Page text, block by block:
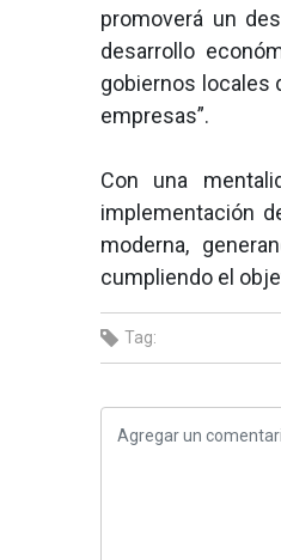
promoverá un
desarrollo
gobiernos locales
empresas”.
Con una
implementación
moderna,
cumpliendo el
Tag: